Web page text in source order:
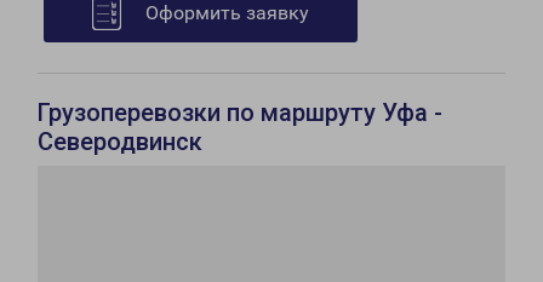
Оформить заявку
Грузоперевозки по маршруту Уфа -
Северодвинск